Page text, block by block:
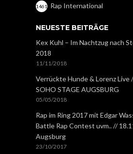
Rap International
1461
NEUESTE BEITRÄGE
Kex Kuhl – Im Nachtzug nach
2018
11/11/2018
Verrückte Hunde & Lorenz Live
SOHO STAGE AUGSBURG
05/05/2018
Rap im Ring 2017 mit Edgar
Battle Rap Contest uvm.. //
Augsburg
23/10/2017